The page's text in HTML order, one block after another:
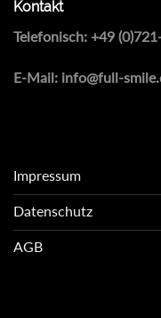
Kontakt
Telefonisch: +49
E-Mail: info@full-
Impressum
Datenschutz
AGB